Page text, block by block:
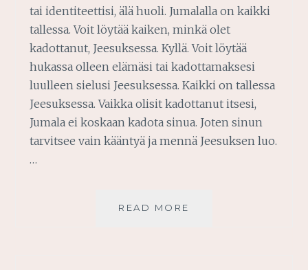
tai identiteettisi, älä huoli. Jumalalla on kaikki
tallessa. Voit löytää kaiken, minkä olet
kadottanut, Jeesuksessa. Kyllä. Voit löytää
hukassa olleen elämäsi tai kadottamaksesi
luulleen sielusi Jeesuksessa. Kaikki on tallessa
Jeesuksessa. Vaikka olisit kadottanut itsesi,
Jumala ei koskaan kadota sinua. Joten sinun
tarvitsee vain kääntyä ja mennä Jeesuksen luo.
…
READ MORE